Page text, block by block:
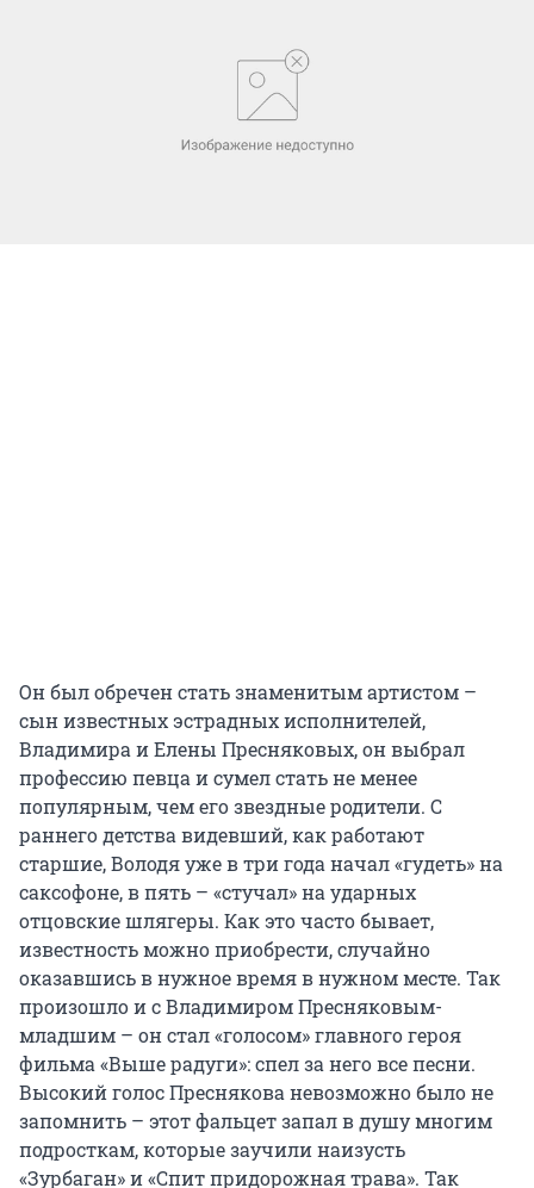
Он был обречен стать знаменитым артистом –
сын известных эстрадных исполнителей,
Владимира и Елены Пресняковых, он выбрал
профессию певца и сумел стать не менее
популярным, чем его звездные родители. С
раннего детства видевший, как работают
старшие, Володя уже в три года начал «гудеть» на
саксофоне, в пять – «стучал» на ударных
отцовские шлягеры. Как это часто бывает,
известность можно приобрести, случайно
оказавшись в нужное время в нужном месте. Так
произошло и с Владимиром Пресняковым-
младшим – он стал «голосом» главного героя
фильма «Выше радуги»: спел за него все песни.
Высокий голос Преснякова невозможно было не
запомнить – этот фальцет запал в душу многим
подросткам, которые заучили наизусть
«Зурбаган» и «Спит придорожная трава». Так